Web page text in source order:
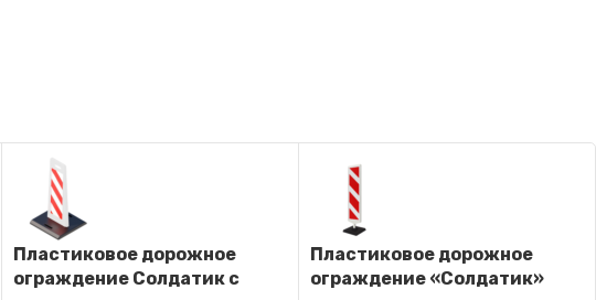
Пластиковое дорожное
ограждение Солдатик с
Пластиковое дорожное
ограждение «Солдатик»